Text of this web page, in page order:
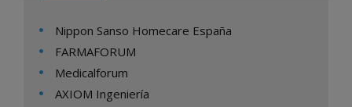
Nippon Sanso Homecare España
FARMAFORUM
Medicalforum
AXIOM Ingeniería